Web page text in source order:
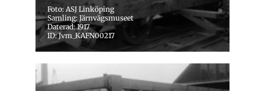
Foto: ASJ Linköping
Samling: Järnvägsmuseet
Daterad: 1917
ID: Jvm_KAFN00217